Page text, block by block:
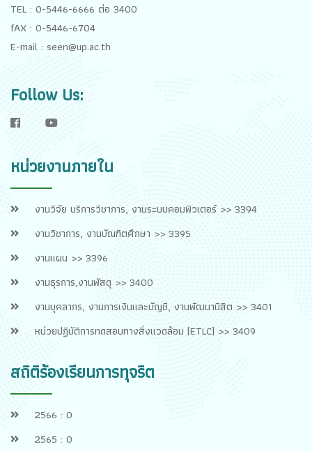
TEL : 0-5446-6666 ต่อ 3400
fAX : 0-5446-6704
E-mail : seen@up.ac.th
Follow Us:
หน่วยงานภายใน
งานวิจัย บริการวิชาการ, งานระบบคอมพิวเตอร์ >> 3394
งานวิชาการ, งานบัณฑิตศึกษา >> 3395
งานแผน >> 3396
งานธุรการ,งานพัสดุ >> 3400
งานบุคลากร, งานการเงินและบัญชี, งานพัฒนานิสิต >> 3401
หน่วยปฏิบัติการทดสอบทางสิ่งแวดล้อม [ETLC] >> 3409
สถิติร้องเรียนการทุจริต
2566 : 0
2565 : 0